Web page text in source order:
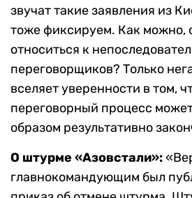
звучат такие заявления из
тоже фиксируем. Как можно,
относиться к
переговорщиков? Только
вселяет уверенности в том,
переговорный процесс
образом результативно
О штурме «Азовстали»:
главнокомандующим был